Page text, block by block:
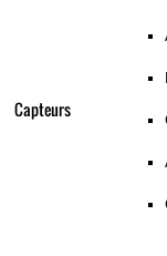
Capteurs